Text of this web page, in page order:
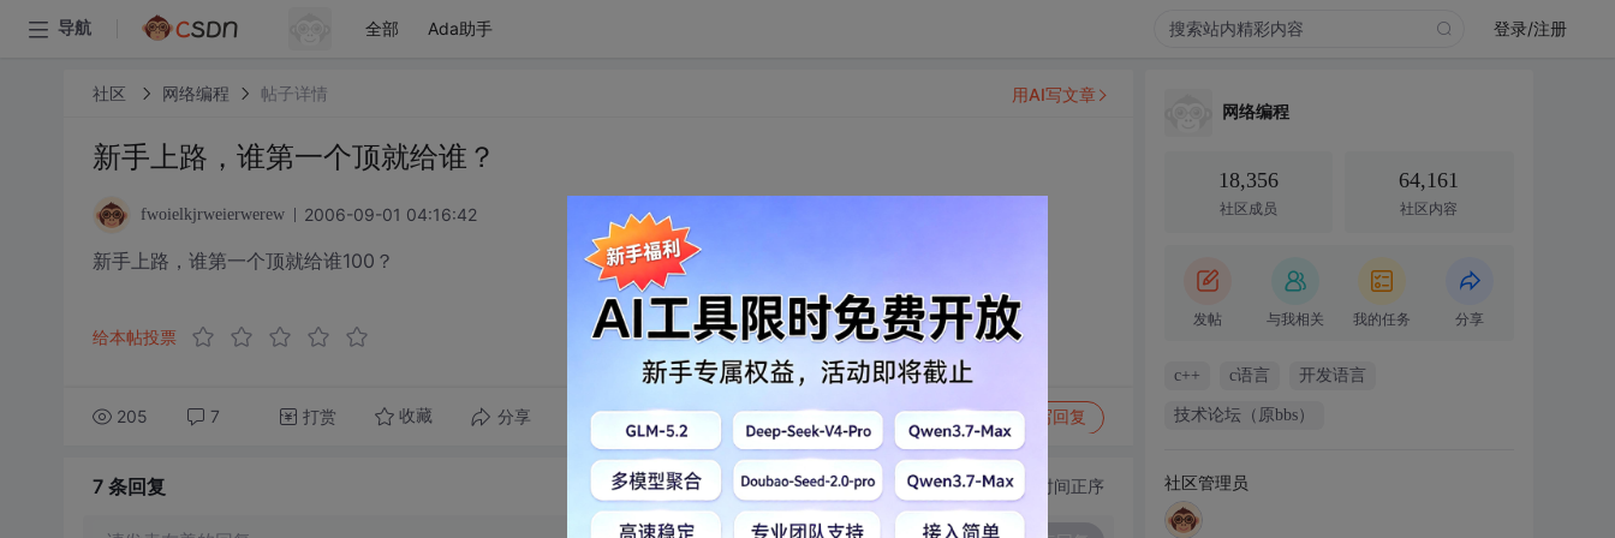
导航 全部 Ada助手 登录/注册
社区 网络编程 帖子详情
新手上路，谁第一个顶就给谁？
fwoielkjrweierwerew 2006-09-01 04:16:42
新手上路，谁第一个顶就给谁100？
给本帖投票
205 7 打赏 收藏 分享 转发到动态 举报 写回复
用AI写文章
7 条回复 切换为时间正序
网络编程
18,356
社区成员
64,161
社区内容
发帖 与我相关 我的任务 分享
c++ c语言 开发语言
技术论坛（原bbs）
社区管理员